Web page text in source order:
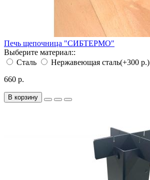
Печь щепочница "СИБТЕРМО"
Выберите материал::
Сталь
Нержавеющая сталь(+300 р.)
660 р.
В корзину